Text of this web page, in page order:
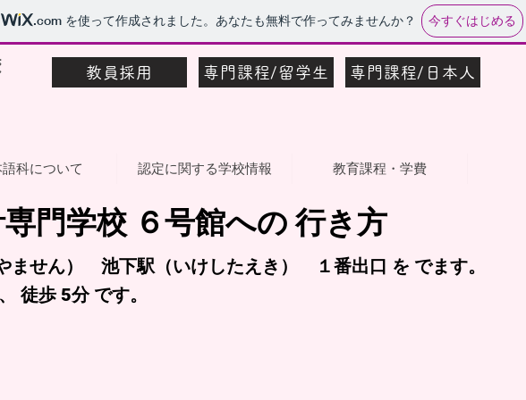
.com を使って作成されました。あなたも無料で作ってみませんか？ 今すぐはじめる
教員採用 専門課程/留学生 専門課程/日本人
語科について 認定に関する学校情報 教育課程・学費
門学校 ６号館への 行き方
ません） 池下駅（いけしたえき） １番出口 を でます。
徒歩 5分 です。